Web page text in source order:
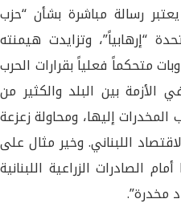
رسالة مباشرة بشأن “حزب
“إرهابياً”، وتزايدت هيمنته
متحكماً فعلياً بقرارات الحرب
الأزمة بين البلد والكثير من
إليها، ومحاولة زعزعة
اللبناني. وخير مثال على
الصادرات الزراعية اللبنانية
مخدرة”.